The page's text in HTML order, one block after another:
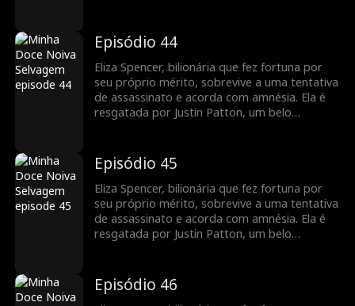
bilionário fingindo ser uma pessoa com
deficiência. Quando recupera a memória, ela
mantém sua identidade em segredo para
recuperar sua empresa das mãos de sua
família gananciosa e proteger Justin de seu
meio-irmão cruel e de sua madrasta.
Episódio 44
Eliza Spencer, bilionária que fez fortuna por
seu próprio mérito, sobrevive a uma tentativa
de assassinato e acorda com amnésia. Ela é
resgatada por Justin Patton, um belo
bilionário fingindo ser uma pessoa com
deficiência. Quando recupera a memória, ela
mantém sua identidade em segredo para
recuperar sua empresa das mãos de sua
família gananciosa e proteger Justin de seu
meio-irmão cruel e de sua madrasta.
Episódio 45
Eliza Spencer, bilionária que fez fortuna por
seu próprio mérito, sobrevive a uma tentativa
de assassinato e acorda com amnésia. Ela é
resgatada por Justin Patton, um belo
bilionário fingindo ser uma pessoa com
deficiência. Quando recupera a memória, ela
Episódio 46